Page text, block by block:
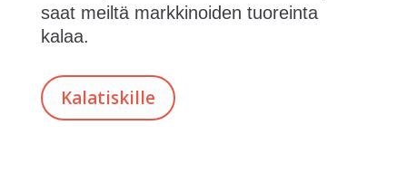
saat meiltä markkinoiden tuoreinta
kalaa.
Kalatiskille